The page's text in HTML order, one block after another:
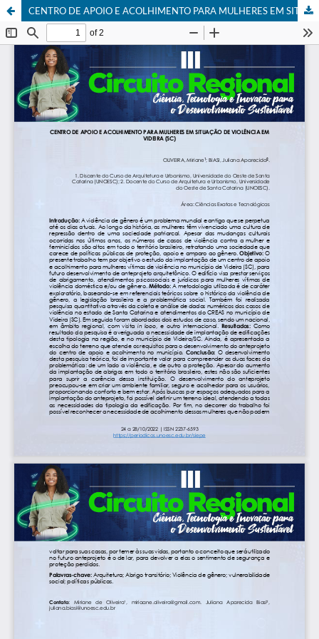
CENTRO DE APOIO E ACOLHIMENTO PARA MULHERES EM SITUAÇÃO DE VIOLÊNCIA EM VIDEIRA (SC)